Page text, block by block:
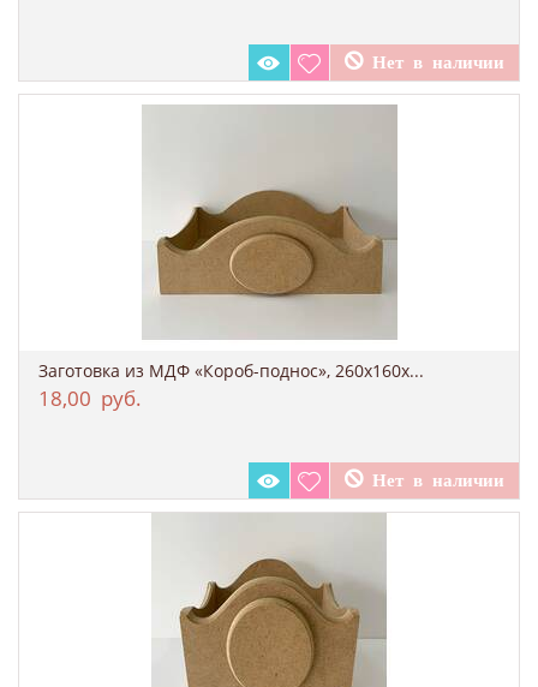
Заготовка из МДФ «Короб-поднос», 260х160x...
18,00 руб.